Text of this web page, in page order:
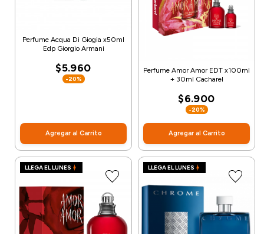
Perfume Acqua Di Giogia x50ml
Edp Giorgio Armani
$5.960
-20%
Agregar al Carrito
Perfume Amor Amor EDT x100ml
+ 30ml Cacharel
$6.900
-20%
Agregar al Carrito
LLEGA EL LUNES LLEGA EL LUNES